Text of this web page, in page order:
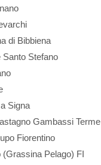
di Bibbiena
Stefano
Signa
Gambassi Terme
Fiorentino
(Grassina Pelago) FI